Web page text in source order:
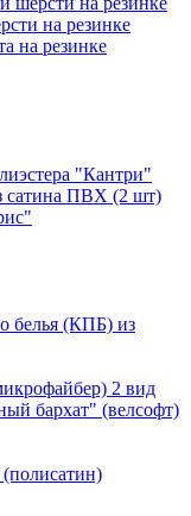
на резинке
на резинке
"Кантри"
сатина ПВХ (2 шт)
белья (КПБ) из
2 вид
бархат" (велсофт)